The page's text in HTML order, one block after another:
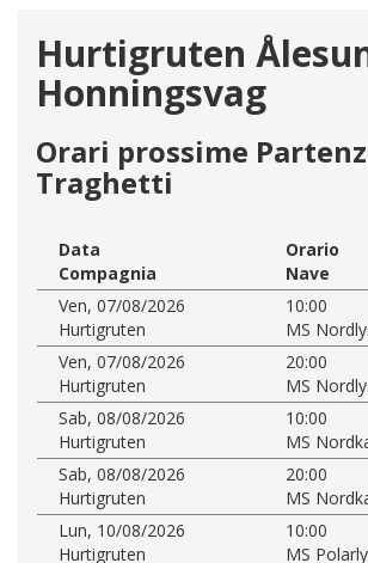
Hurtigruten
Honningsvag
Orari prossime
Traghetti
Data
Orario
Compagnia
Nave
Ven, 07/08/2026
10:00
Hurtigruten
MS
Ven, 07/08/2026
20:00
Hurtigruten
MS
Sab, 08/08/2026
10:00
Hurtigruten
MS
Sab, 08/08/2026
20:00
Hurtigruten
MS
Lun, 10/08/2026
10:00
Hurtigruten
MS